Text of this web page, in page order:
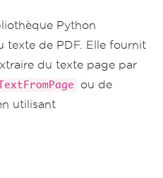
Python
texte de PDF. Elle fournit
du texte page par
ou de
utilisant